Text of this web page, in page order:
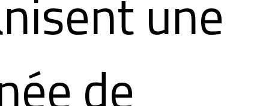
une
de